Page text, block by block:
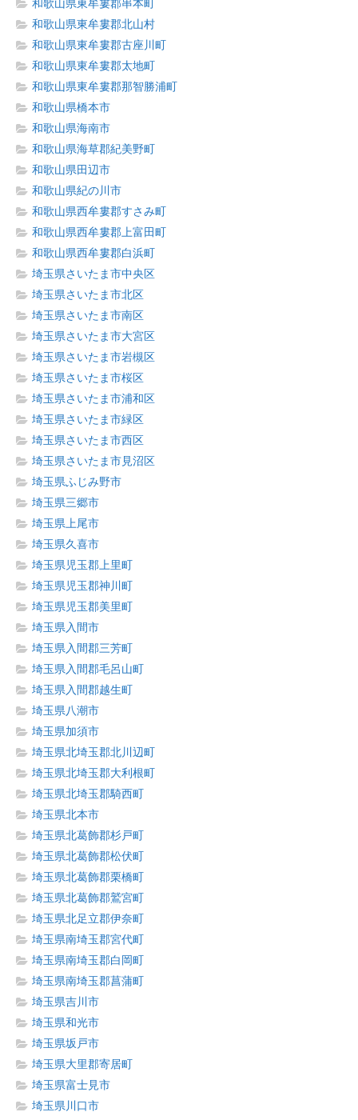
和歌山県東牟婁郡串本町
和歌山県東牟婁郡北山村
和歌山県東牟婁郡古座川町
和歌山県東牟婁郡太地町
和歌山県東牟婁郡那智勝浦町
和歌山県橋本市
和歌山県海南市
和歌山県海草郡紀美野町
和歌山県田辺市
和歌山県紀の川市
和歌山県西牟婁郡すさみ町
和歌山県西牟婁郡上富田町
和歌山県西牟婁郡白浜町
埼玉県さいたま市中央区
埼玉県さいたま市北区
埼玉県さいたま市南区
埼玉県さいたま市大宮区
埼玉県さいたま市岩槻区
埼玉県さいたま市桜区
埼玉県さいたま市浦和区
埼玉県さいたま市緑区
埼玉県さいたま市西区
埼玉県さいたま市見沼区
埼玉県ふじみ野市
埼玉県三郷市
埼玉県上尾市
埼玉県久喜市
埼玉県児玉郡上里町
埼玉県児玉郡神川町
埼玉県児玉郡美里町
埼玉県入間市
埼玉県入間郡三芳町
埼玉県入間郡毛呂山町
埼玉県入間郡越生町
埼玉県八潮市
埼玉県加須市
埼玉県北埼玉郡北川辺町
埼玉県北埼玉郡大利根町
埼玉県北埼玉郡騎西町
埼玉県北本市
埼玉県北葛飾郡杉戸町
埼玉県北葛飾郡松伏町
埼玉県北葛飾郡栗橋町
埼玉県北葛飾郡鷲宮町
埼玉県北足立郡伊奈町
埼玉県南埼玉郡宮代町
埼玉県南埼玉郡白岡町
埼玉県南埼玉郡菖蒲町
埼玉県吉川市
埼玉県和光市
埼玉県坂戸市
埼玉県大里郡寄居町
埼玉県富士見市
埼玉県川口市